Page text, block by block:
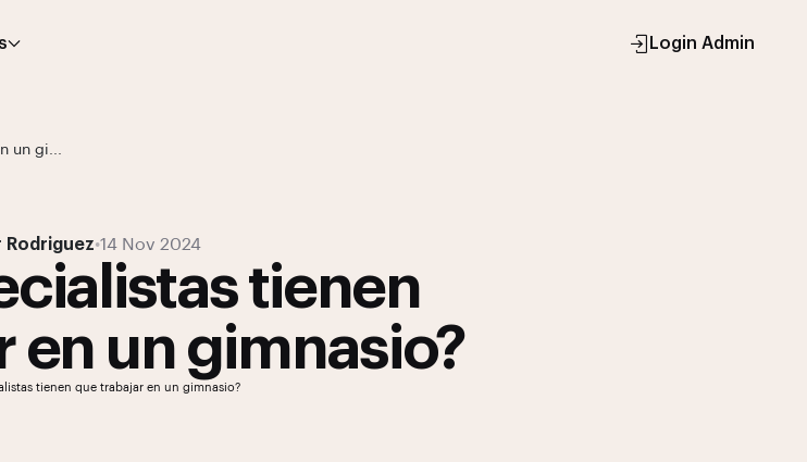
Login Admin
un gi...
Rodriguez•14 Nov 2024
tienen
en un gimnasio?